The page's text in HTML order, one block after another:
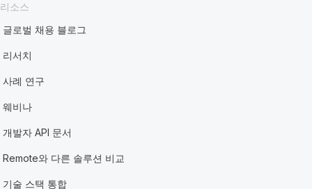
리소스
글로벌 채용 블로그
리서치
사례 연구
웨비나
개발자 API 문서
Remote와 다른 솔루션 비교
기술 스택 통합